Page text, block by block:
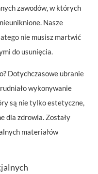
zawodów, w których
Nasze
nie musisz martwić
do usunięcia.
Dotychczasowe ubranie
wykonywanie
są nie tylko estetyczne,
dla zdrowia. Zostały
materiałów